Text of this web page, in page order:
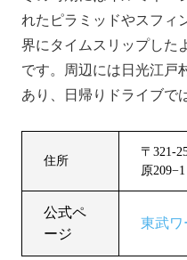
れたピラミッドやスフィ
界にタイムスリップした
です。周辺には日光江戸
あり、日帰りドライブで
住所
〒321-
原209−1
公式ペ
ージ
東武ワ